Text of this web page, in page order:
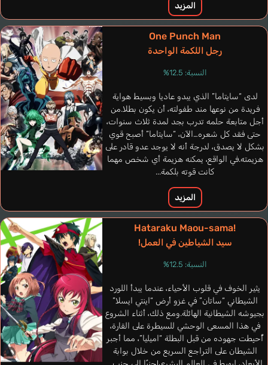
إنجليزي
Augis
إنجليزي
المزيد
One Punch Man
رجل اللكمة الواحدة
النسبة: 12.5%
لدى “سايتاما” الذي يبدو عاديا وبسيط هواية
فريدة من نوعها مند طفولته، أن يكون بطلا.من
أجل متابعة حلمه تدرب بجد لمدة ثلاث سنوات،
حتى فقد كل شعره…الآن، “سايتاما” أصبح قوي
بشكل لا يصدق، لدرجة أنه لا يوجد عدو قادر على
هزيمته.في الواقع، يمكنه هزيمة أي شخص مهما
كانت قوته بلكمة...
المزيد
Hataraku Maou-sama!
سيد الشياطين في العمل!
النسبة: 12.5%
يثير الخوف في قلوب الأحياء، عندما يبدأ اللورد
الشيطاني “ساتان” في غزو أرض “اينتي ايسلا”
بجيوشه الشيطانية الهائلة.ومع ذلك، أثناء الشروع
في هذا المسعى الوحشي للسيطرة على القارة،
أُحبِطت جهوده من قبل البطلة “اميليا”، مما أجبر
الشيطان على التراجع السريع من خلال بوابة